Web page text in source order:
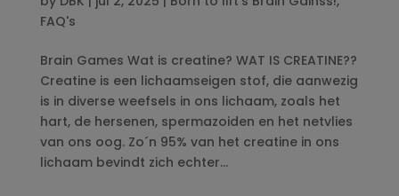
FAQ's
Brain Games Wat is creatine? WAT IS CREATINE??
Creatine is een lichaamseigen stof, die aanwezig
is in diverse weefsels in ons lichaam, zoals het
hart, de hersenen, spermazoiden en het netvlies
van ons oog. Zo´n 95% van het creatine in ons
lichaam bevindt zich echter...